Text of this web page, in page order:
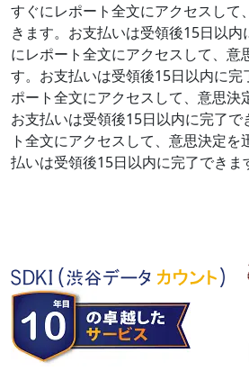
すぐにレポート全文にアクセスして
きます。お支払いは受領後15日以内
にレポート全文にアクセスして、意
す。お支払いは受領後15日以内に完
ポート全文にアクセスして、意思決
お支払いは受領後15日以内に完了で
ト全文にアクセスして、意思決定
払いは受領後15日以内に完了できま